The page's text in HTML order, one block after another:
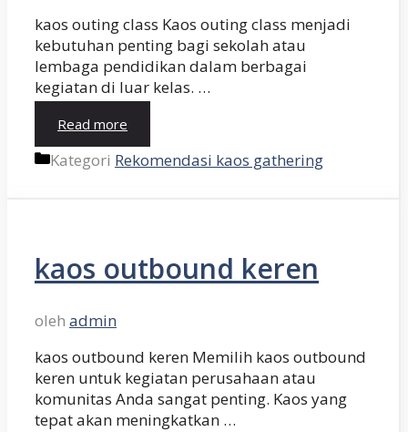
kaos outing class Kaos outing class menjadi
kebutuhan penting bagi sekolah atau
lembaga pendidikan dalam berbagai
kegiatan di luar kelas. …
Read more
Kategori Rekomendasi kaos gathering
kaos outbound keren
oleh admin
kaos outbound keren Memilih kaos outbound
keren untuk kegiatan perusahaan atau
komunitas Anda sangat penting. Kaos yang
tepat akan meningkatkan …